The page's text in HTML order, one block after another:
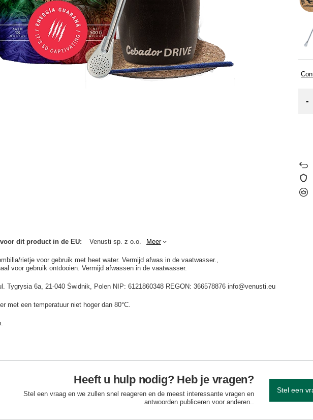
-
dit product in de EU Venusti sp. z o.o. Meer
rietje voor gebruik met heet water. Vermijd afwas in de vaatwasser.
voor gebruik ontdooien. Vermijd afwassen in de vaatwasser.
Tygrysia 6a, 21-040 Świdnik, Polen NIP: 6121860348 REGON: 366578876 info@venusti.eu
met een temperatuur niet hoger dan 80°C.
Heeft u hulp nodig? Heb je vragen?
Stel een vraag en we zullen snel reageren en de meest interessante vragen en
antwoorden publiceren voor anderen..
Stel een